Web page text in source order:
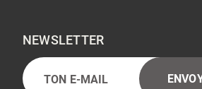
NEWSLETTER
E-
mail
Alternative: